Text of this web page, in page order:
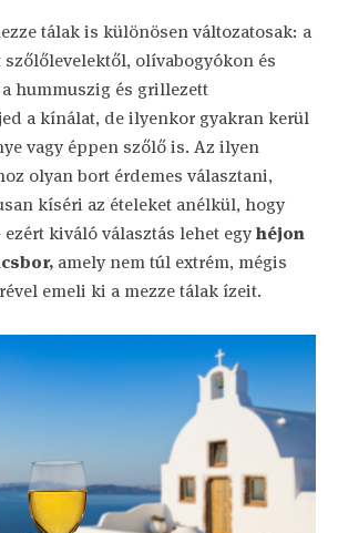
tálak is különösen változatosak: a
olívabogyókon és
hummuszig és grillezett
a kínálat, de ilyenkor gyakran kerül
vagy éppen szőlő is. Az ilyen
olyan bort érdemes választani,
kíséri az ételeket anélkül, hogy
kiváló választás lehet egyhéjon
amely nem túl extrém, mégis
emeli ki a mezze tálak ízeit.